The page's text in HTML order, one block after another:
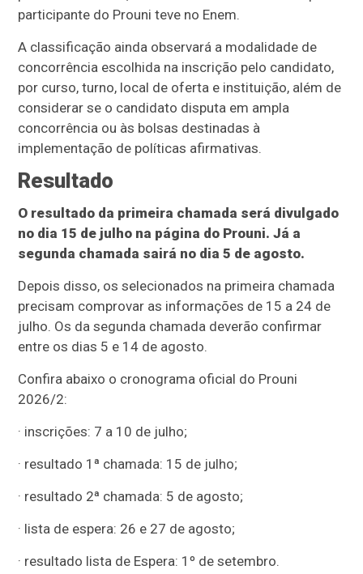
participante do Prouni teve no Enem.
A classificação ainda observará a modalidade de
concorrência escolhida na inscrição pelo candidato,
por curso, turno, local de oferta e instituição, além de
considerar se o candidato disputa em ampla
concorrência ou às bolsas destinadas à
implementação de políticas afirmativas.
Resultado
O resultado da primeira chamada será divulgado
no dia 15 de julho na página do Prouni. Já a
segunda chamada sairá no dia 5 de agosto.
Depois disso, os selecionados na primeira chamada
precisam comprovar as informações de 15 a 24 de
julho. Os da segunda chamada deverão confirmar
entre os dias 5 e 14 de agosto.
Confira abaixo o cronograma oficial do Prouni
2026/2:
· inscrições: 7 a 10 de julho;
· resultado 1ª chamada: 15 de julho;
· resultado 2ª chamada: 5 de agosto;
· lista de espera: 26 e 27 de agosto;
· resultado lista de Espera: 1º de setembro.